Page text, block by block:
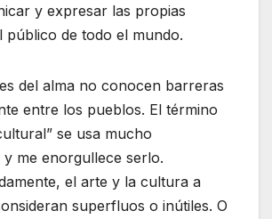
y expresar las propias
público de todo el mundo.
del alma no conocen barreras
entre los pueblos. El término
se usa mucho
y me enorgullece serlo.
el arte y la cultura a
superfluos o inútiles. O